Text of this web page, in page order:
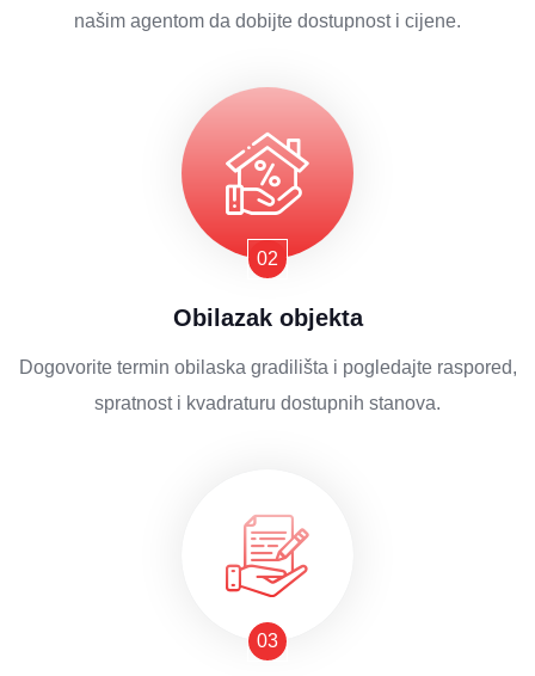
našim agentom da dobijte dostupnost i cijene.
Obilazak objekta
Dogovorite termin obilaska gradilišta i pogledajte raspored,
spratnost i kvadraturu dostupnih stanova.